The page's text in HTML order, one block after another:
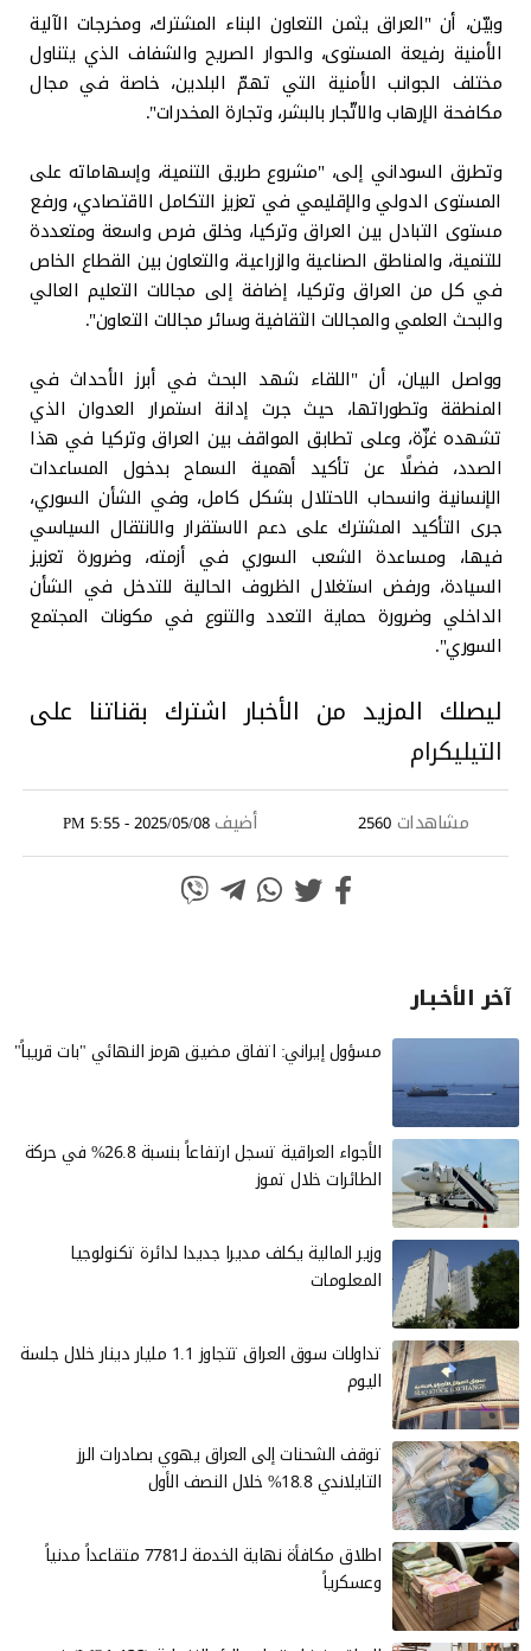
وبيّن، أن "العراق يثمن التعاون البناء المشترك، ومخرجات الآلية
الأمنية رفيعة المستوى، والحوار الصريح والشفاف الذي يتناول
مختلف الجوانب الأمنية التي تهمّ البلدين، خاصة في مجال
مكافحة الإرهاب والاتّجار بالبشر، وتجارة المخدرات".
وتطرق السوداني إلى، "مشروع طريق التنمية، وإسهاماته على
المستوى الدولي والإقليمي في تعزيز التكامل الاقتصادي، ورفع
مستوى التبادل بين العراق وتركيا، وخلق فرص واسعة ومتعددة
للتنمية، والمناطق الصناعية والزراعية، والتعاون بين القطاع الخاص
في كل من العراق وتركيا، إضافة إلى مجالات التعليم العالي
والبحث العلمي والمجالات الثقافية وسائر مجالات التعاون".
وواصل البيان، أن "اللقاء شهد البحث في أبرز الأحداث في
المنطقة وتطوراتها، حيث جرت إدانة استمرار العدوان الذي
تشهده غزّة، وعلى تطابق المواقف بين العراق وتركيا في هذا
الصدد، فضلًا عن تأكيد أهمية السماح بدخول المساعدات
الإنسانية وانسحاب الاحتلال بشكل كامل، وفي الشأن السوري،
جرى التأكيد المشترك على دعم الاستقرار والانتقال السياسي
فيها، ومساعدة الشعب السوري في أزمته، وضرورة تعزيز
السيادة، ورفض استغلال الظروف الحالية للتدخل في الشأن
الداخلي وضرورة حماية التعدد والتنوع في مكونات المجتمع
السوري".
ليصلك المزيد من الأخبار اشترك بقناتنا على
التيليكرام
مشاهدات 2560 أضيف2025/05/08 - 5:55 PM
آخر الأخـبـار
مسؤول إيراني: اتفاق مضيق هرمز النهائي "بات قريباً"
الأجواء العراقية تسجل ارتفاعاً بنسبة 26.8% في حركة
الطائرات خلال تموز
وزير المالية يكلف مديرا جديدا لدائرة تكنولوجيا
المعلومات
تداولات سوق العراق تتجاوز 1.1 مليار دينار خلال جلسة
اليوم
توقف الشحنات إلى العراق يهوي بصادرات الرز
التايلاندي 18.8% خلال النصف الأول
اطلاق مكافأة نهاية الخدمة لـ7781 متقاعداً مدنياً
وعسكرياً